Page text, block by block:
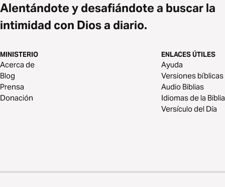
Alentándote y desafiándote a buscar la
intimidad con Dios a diario.
MINISTERIO
Acerca de
Blog
Prensa
Donación
ENLACES ÚTILES
Ayuda
Versiones bíblicas
Audio Biblias
Idiomas de la Biblia
Versículo del Día